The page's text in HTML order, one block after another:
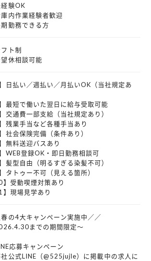
スタート
名
40代中心
方、会話しながら働く方どちらも在籍
ければ可
もののみ可
る箇所NG
経験OK
庫内作業経験者歓迎
期勤務できる方
フト制
休相談可能
】日払い／週払い／月払いOK（当社規定あ
】最短で働いた翌日に給与受取可能
】交通費一部支給（当社規定あり）
】残業手当など各種手当あり
社会保険完備（条件あり）
】無料送迎バスあり
】WEB登録OK・即日勤務相談可
】髪型自由（明るすぎる染髪不可）
】タトゥー不可（見える箇所）
】受動喫煙対策あり
】現場見学あり
の4大キャンペーン実施中／／
までの期間限定～
応募キャンペーン
公式LINE（@525jujle）に掲載中の求人に